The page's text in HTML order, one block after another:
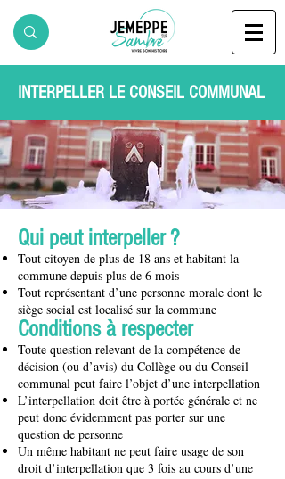
INTERPELLER LE CONSEIL COMMUNAL
Qui peut interpeller ?
Tout citoyen de plus de 18 ans et habitant la
commune depuis plus de 6 mois
Tout représentant d’une personne morale dont le
siège social est localisé sur la commune
Conditions à respecter
Toute question relevant de la compétence de
décision (ou d’avis) du Collège ou du Conseil
communal peut faire l’objet d’une interpellation
L’interpellation doit être à portée générale et ne
peut donc évidemment pas porter sur une
question de personne
Un même habitant ne peut faire usage de son
droit d’interpellation que 3 fois au cours d’une